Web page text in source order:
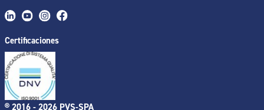
Certificaciones
® 2016 - 2026 PVS-SPA